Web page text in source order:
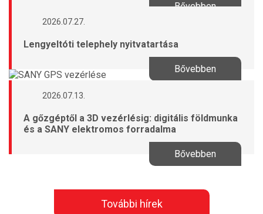
Bővebben
2026.07.27.
Lengyeltóti telephely nyitvatartása
Bővebben
2026.07.13.
A gőzgéptől a 3D vezérlésig: digitális földmunka
és a SANY elektromos forradalma
Bővebben
További hírek